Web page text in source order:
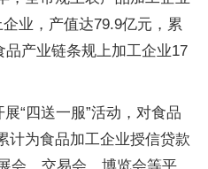
业，产值达79.9亿元，累
产业链条规上加工企业17
“四送一服”活动，对食品
计为食品加工企业授信贷款